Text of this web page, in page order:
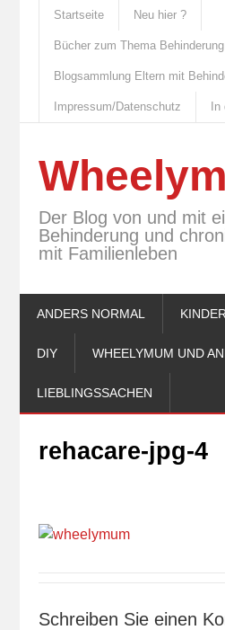
Startseite Neu hier ?
Bücher zum Thema Behinderung
Blogsammlung Eltern mit
Impressum/Datenschutz
Der Blog von und mit
Behinderung und
mit Familienleben
ANDERS NORMAL KINDER
DIY WHEELYMUM UND
LIEBLINGSSACHEN
rehacare-jpg-4
Schreiben Sie einen